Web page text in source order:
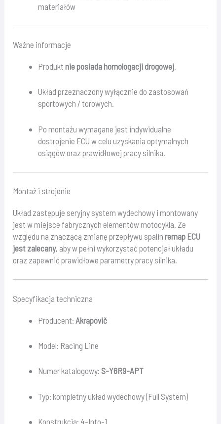
materiałów
Ważne informacje
Produktnie posiada homologacji drogowej.
Układ przeznaczony wyłącznie do zastosowań
sportowych / torowych.
Po montażu wymagane jest indywidualne
dostrojenie ECU w celu uzyskania optymalnych
osiągów oraz prawidłowej pracy silnika.
Montaż i strojenie
Układ zastępuje seryjny system wydechowy i montowany
jest w miejsce fabrycznych elementów motocykla. Ze
względu na znaczącą zmianę przepływu spalinremap ECU
jest zalecany, aby w pełni wykorzystać potencjał układu
oraz zapewnić prawidłowe parametry pracy silnika.
Specyfikacja techniczna
Producent: Akrapovič
Model: Racing Line
Numer katalogowy: S-Y6R9-APT
Typ: kompletny układ wydechowy (Full System)
Konstrukcja: 4-Into-1